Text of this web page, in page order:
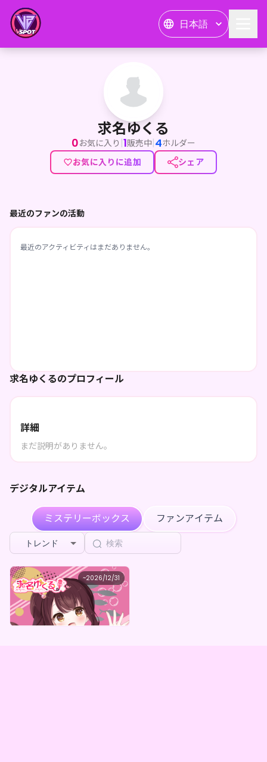
日本語
求名ゆくる
求名ゆくる
0お気に入り |1販売中|4ホルダー
お気に入りに追加
シェア
求名ゆくるのプロフィール
詳細
まだ説明がありません。
デジタルアイテム
ミステリーボックス ファンアイテム
トレンド
~2026/12/31
求名ゆくる
求名ゆくるミニシチュボガチャ
最低価格
¥1,000 購入はこちら
最近のファンの活動
最近のアクティビティはまだありません。